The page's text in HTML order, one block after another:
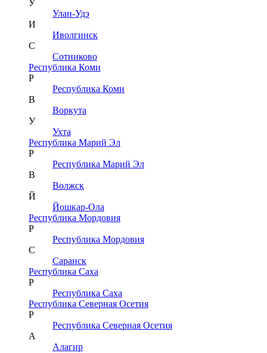
У
Улан-Удэ
И
Иволгинск
С
Сотниково
Республика Коми
Р
Республика Коми
В
Воркута
У
Ухта
Республика Марий Эл
Р
Республика Марий Эл
В
Волжск
Й
Йошкар-Ола
Республика Мордовия
Р
Республика Мордовия
С
Саранск
Республика Саха
Р
Республика Саха
Республика Северная Осетия
Р
Республика Северная Осетия
А
Алагир